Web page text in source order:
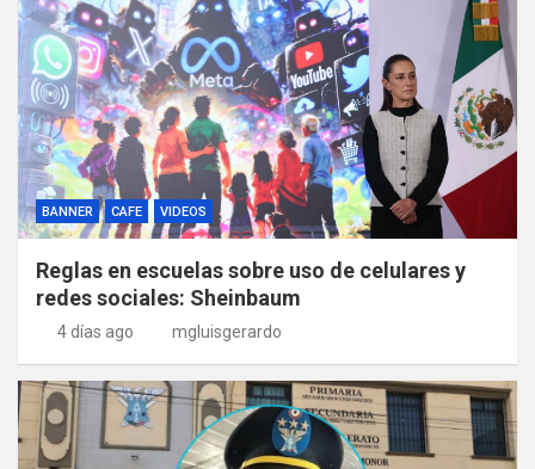
BANNER CAFE VIDEOS
Reglas en escuelas sobre uso de celulares y
redes sociales: Sheinbaum
4 días ago mgluisgerardo